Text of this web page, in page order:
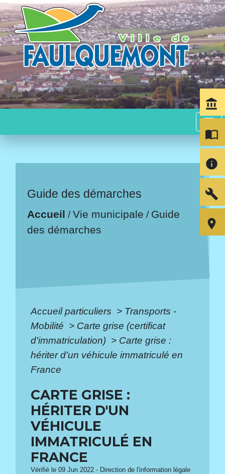
menu
Guide des démarches
Accueil /Vie municipale / Guide
des démarches
Accueil particuliers > Transports -
Mobilité > Carte grise (certificat
d'immatriculation) > Carte grise :
hériter d'un véhicule immatriculé en
France
CARTE GRISE :
HÉRITER D'UN
VÉHICULE
IMMATRICULÉ EN
FRANCE
Vérifié le 09 Jun 2022 - Direction de l'information légale
account_balance
import_contacts
info
build
room